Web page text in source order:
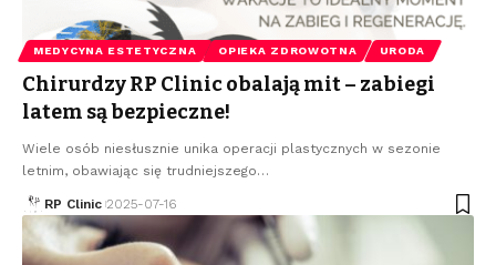
MEDYCYNA ESTETYCZNA OPIEKA ZDROWOTNA URODA
Chirurdzy RP Clinic obalają mit – zabiegi
latem są bezpieczne!
Wiele osób niesłusznie unika operacji plastycznych w sezonie
letnim, obawiając się trudniejszego…
RP Clinic 2025-07-16